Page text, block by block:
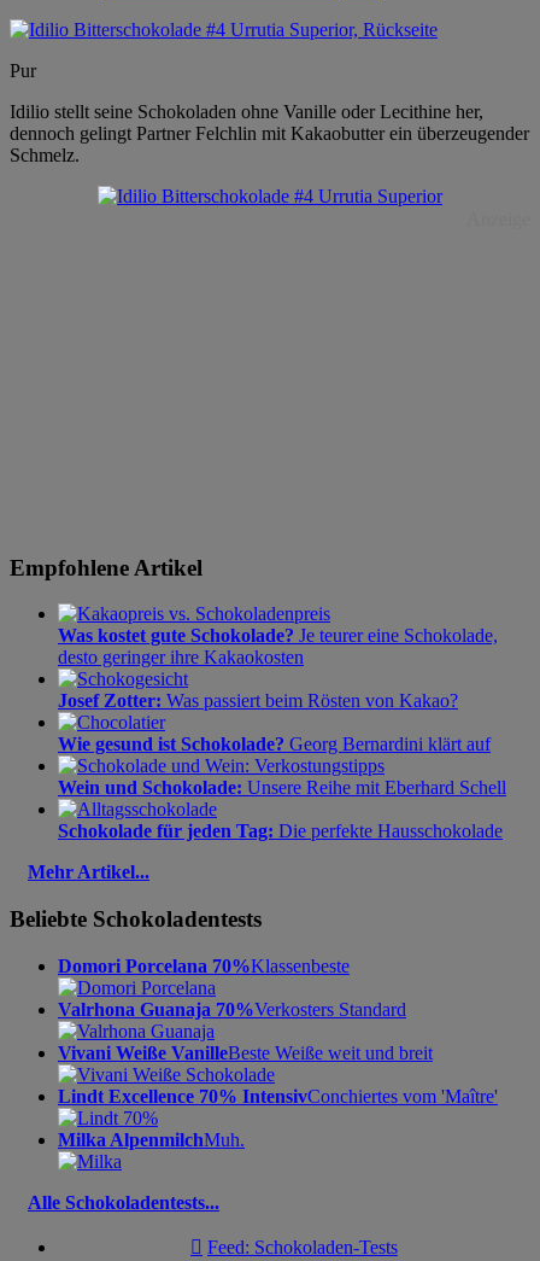
Pur
Idilio stellt seine Schokoladen ohne Vanille oder Lecithine her,
dennoch gelingt Partner Felchlin mit Kakaobutter ein überzeugender
Schmelz.
Empfohlene Artikel
Was kostet gute Schokolade? Je teurer eine Schokolade,
desto geringer ihre Kakaokosten
Josef Zotter: Was passiert beim Rösten von Kakao?
Wie gesund ist Schokolade? Georg Bernardini klärt auf
Wein und Schokolade: Unsere Reihe mit Eberhard Schell
Schokolade für jeden Tag: Die perfekte Hausschokolade
Mehr Artikel...
Beliebte Schokoladentests
Domori Porcelana 70%Klassenbeste
Valrhona Guanaja 70%Verkosters Standard
Vivani Weiße VanilleBeste Weiße weit und breit
Lindt Excellence 70% IntensivConchiertes vom 'Maître'
Milka AlpenmilchMuh.
Alle Schokoladentests...
 Feed: Schokoladen-Tests